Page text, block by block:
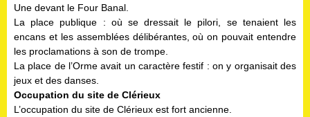
Une devant le Four Banal.
La place publique : où se dressait le pilori, se tenaient les
encans et les assemblées délibérantes, où on pouvait entendre
les proclamations à son de trompe.
La place de l’Orme avait un caractère festif : on y organisait des
jeux et des danses.
Occupation du site de Clérieux
L’occupation du site de Clérieux est fort ancienne.